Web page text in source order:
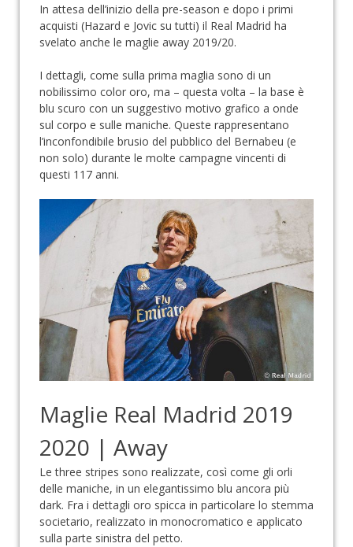
In attesa dell’inizio della pre-season e dopo i primi
acquisti (Hazard e Jovic su tutti) il Real Madrid ha
svelato anche le maglie away 2019/20.
I dettagli, come sulla prima maglia sono di un
nobilissimo color oro, ma – questa volta – la base è
blu scuro con un suggestivo motivo grafico a onde
sul corpo e sulle maniche. Queste rappresentano
l’inconfondibile brusio del pubblico del Bernabeu (e
non solo) durante le molte campagne vincenti di
questi 117 anni.
Maglie Real Madrid 2019
2020 | Away
Le three stripes sono realizzate, così come gli orli
delle maniche, in un elegantissimo blu ancora più
dark. Fra i dettagli oro spicca in particolare lo stemma
societario, realizzato in monocromatico e applicato
sulla parte sinistra del petto.